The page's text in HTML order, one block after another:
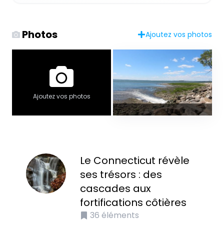
Photos Ajoutez vos photos
Ajoutez vos photos
Le Connecticut révèle
ses trésors : des
cascades aux
fortifications côtières
36 éléments